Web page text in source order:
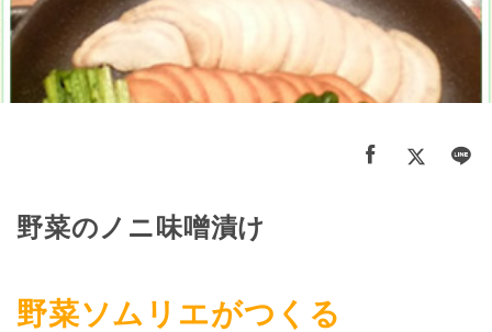
野菜のノニ味噌漬け
野菜ソムリエがつくる